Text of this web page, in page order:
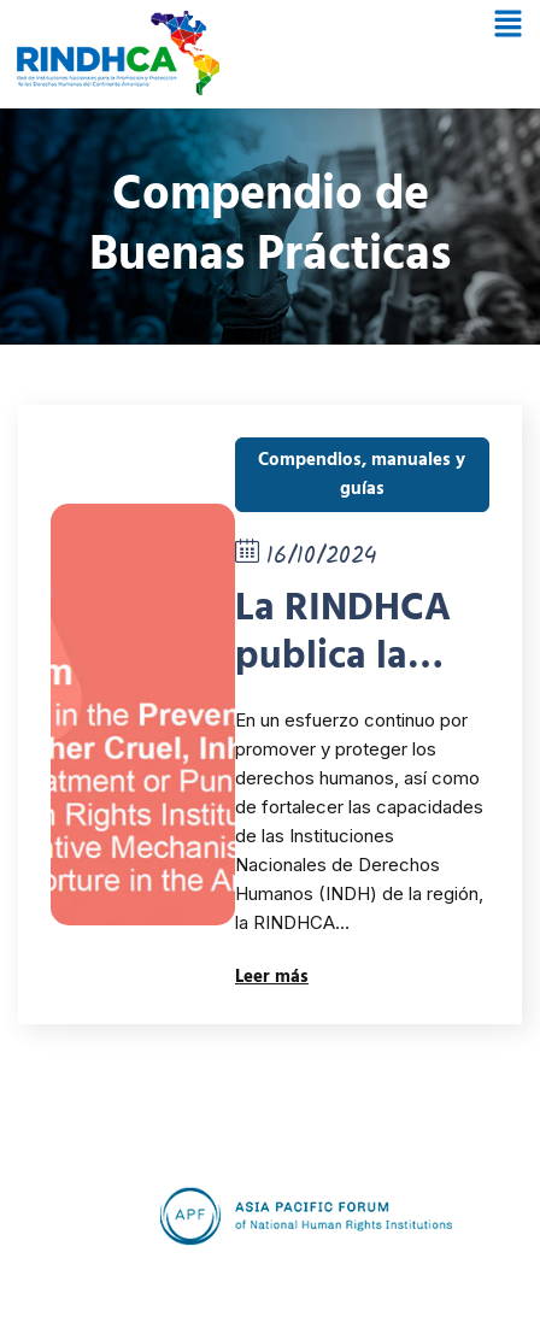
Compendio de
Buenas Prácticas
Compendios, manuales y
guías
16/10/2024
La RINDHCA
publica la
versión en
inglés del
Compendio
de Buenas
Prácticas
sobre
Prevención de
En un esfuerzo continuo por
promover y proteger los
derechos humanos, así como
de fortalecer las capacidades
de las Instituciones
Nacionales de Derechos
Humanos (INDH) de la región,
la RINDHCA…
Leer más